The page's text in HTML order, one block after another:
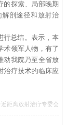
的探索、局部晚期
剖途径和放射治
总结。表示，本
术领军人物，有了
动我院乃至全省放
治疗技术的临床应
距离放射治疗专委会